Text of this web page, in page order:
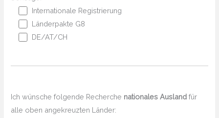
Internationale Registrierung
Länderpakte G8
DE/AT/CH
Ich wünsche folgende Recherche nationales Ausland für
alle oben angekreuzten Länder: